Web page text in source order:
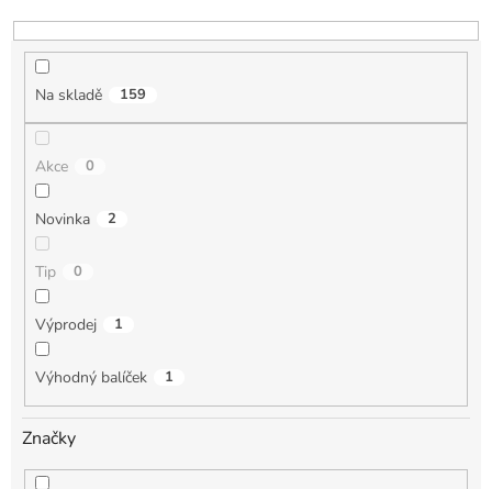
u
Na skladě 159
Akce 0
Novinka 2
Tip 0
Výprodej 1
Výhodný balíček 1
Značky